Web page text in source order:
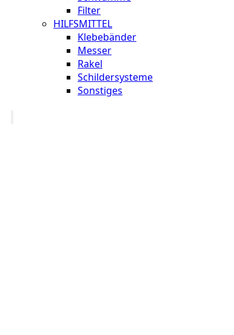
Filter
HILFSMITTEL
Klebebänder
Messer
Rakel
Schildersysteme
Sonstiges